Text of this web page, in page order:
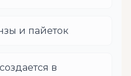
и пайеток
в